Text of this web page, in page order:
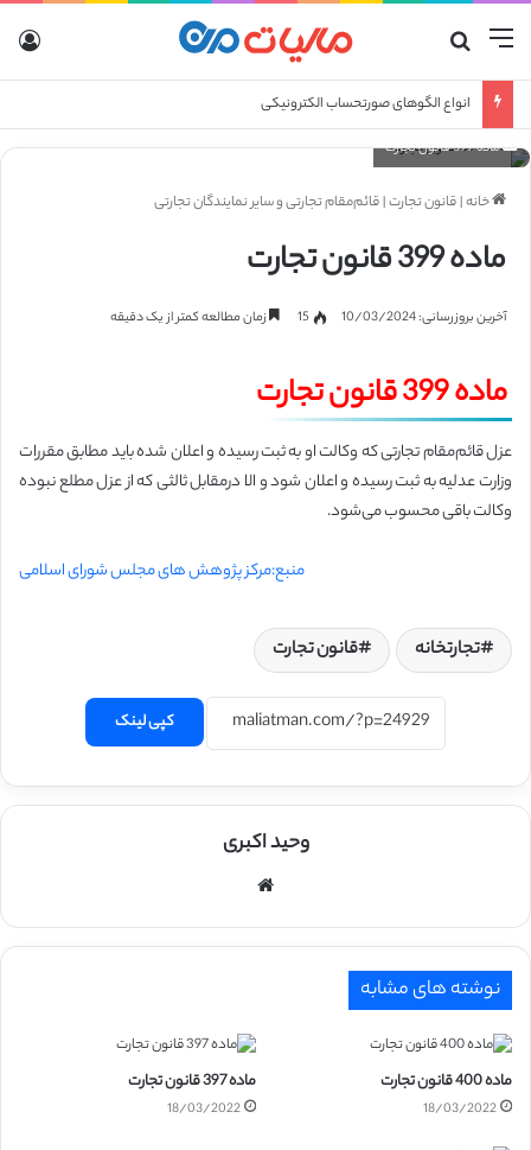
منو
انواع الگوهای صورتحساب الکترونیکی
ماده 399 قانون تجارت
خانه|قانون تجارت|قائم‌مقام تجارتی و سایر نمایندگان تجارتی
ماده 399 قانون تجارت
آخرین بروزرسانی: 10/03/2024 15 زمان مطالعه کمتر از یک دقیقه
ماده 399 قانون تجارت
عزل قائم‌مقام تجارتی که وکالت او به ثبت رسیده و اعلان شده باید مطابق مقررات
وزارت عدلیه به ثبت رسیده و اعلان شود و الا در‌مقابل ثالثی که از عزل مطلع نبوده
وکالت باقی محسوب می‌شود.
منبع:مرکز پژوهش های مجلس شورای اسلامی
تجارتخانه قانون تجارت
کپی لینک
وحید اکبری
نوشته های مشابه
ماده 400 قانون تجارت
18/03/2022
ماده 397 قانون تجارت
18/03/2022